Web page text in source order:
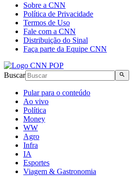
Sobre a CNN
Política de Privacidade
Termos de Uso
Fale com a CNN
Distribuição do Sinal
Faça parte da Equipe CNN
Buscar
Pular para o conteúdo
Ao vivo
Política
Money
WW
Agro
Infra
IA
Esportes
Viagem & Gastronomia